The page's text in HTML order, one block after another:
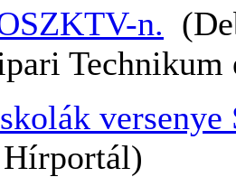
n.
Technikum
versenye